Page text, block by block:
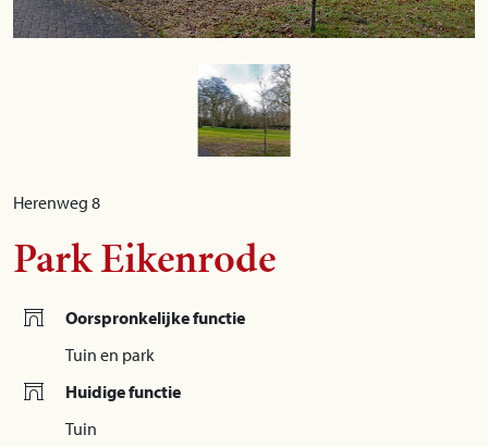
Herenweg 8
Park Eikenrode
Oorspronkelijke functie
Tuin en park
Huidige functie
Tuin